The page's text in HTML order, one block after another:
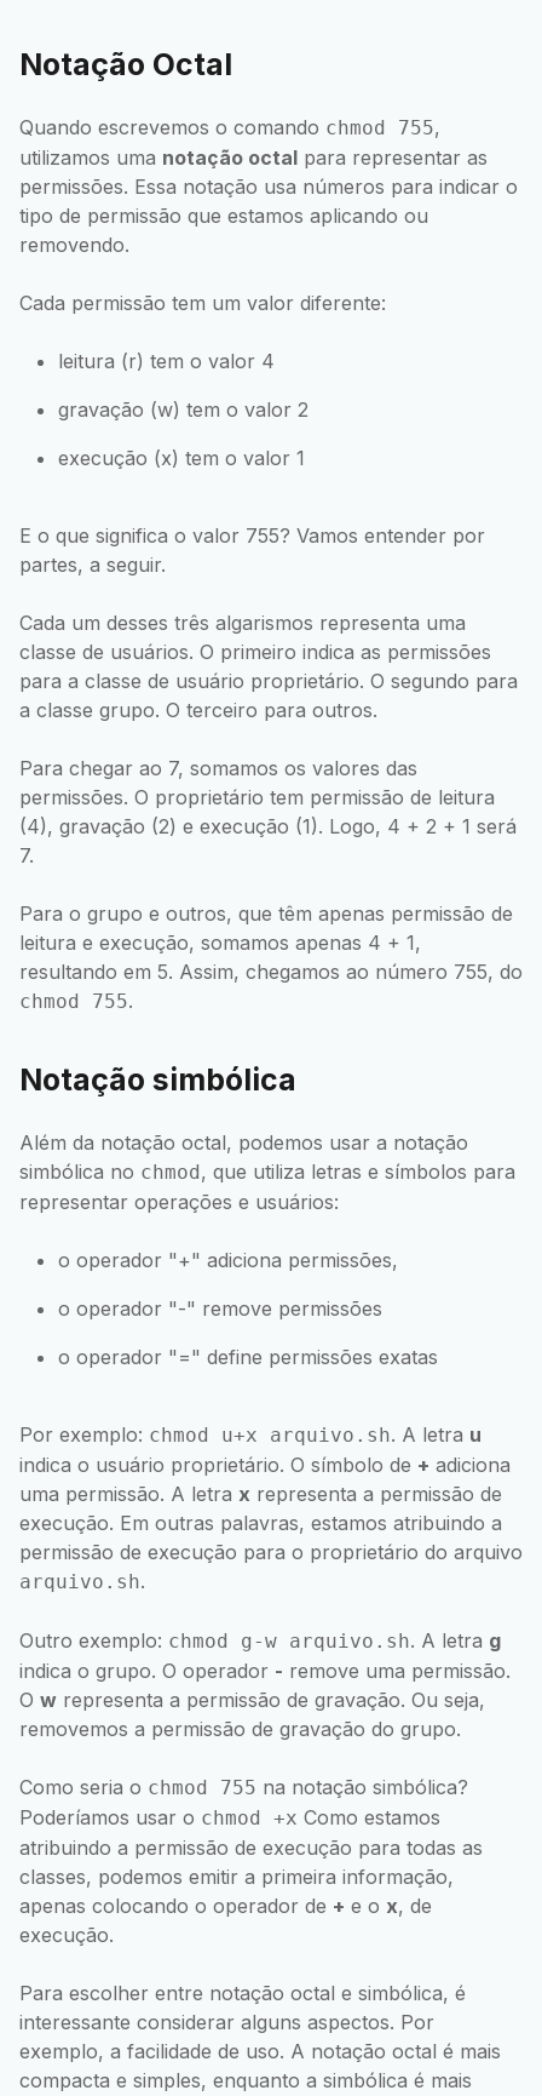
Notação Octal
Quando escrevemos o comando chmod 755,
utilizamos uma notação octal para representar as
permissões. Essa notação usa números para indicar o
tipo de permissão que estamos aplicando ou
removendo.
Cada permissão tem um valor diferente:
leitura (r) tem o valor 4
gravação (w) tem o valor 2
execução (x) tem o valor 1
E o que significa o valor 755? Vamos entender por
partes, a seguir.
Cada um desses três algarismos representa uma
classe de usuários. O primeiro indica as permissões
para a classe de usuário proprietário. O segundo para
a classe grupo. O terceiro para outros.
Para chegar ao 7, somamos os valores das
permissões. O proprietário tem permissão de leitura
(4), gravação (2) e execução (1). Logo, 4 + 2 + 1 será
7.
Para o grupo e outros, que têm apenas permissão de
leitura e execução, somamos apenas 4 + 1,
resultando em 5. Assim, chegamos ao número 755, do
chmod 755.
Notação simbólica
Além da notação octal, podemos usar a notação
simbólica no chmod , que utiliza letras e símbolos para
representar operações e usuários:
o operador "+" adiciona permissões,
o operador "-" remove permissões
o operador "=" define permissões exatas
Por exemplo: chmod u+x arquivo.sh. A letra u
indica o usuário proprietário. O símbolo de + adiciona
uma permissão. A letra x representa a permissão de
execução. Em outras palavras, estamos atribuindo a
permissão de execução para o proprietário do arquivo
arquivo.sh.
Outro exemplo: chmod g-w arquivo.sh. A letra g
indica o grupo. O operador - remove uma permissão.
O w representa a permissão de gravação. Ou seja,
removemos a permissão de gravação do grupo.
Como seria o chmod 755 na notação simbólica?
Poderíamos usar o chmod +x Como estamos
atribuindo a permissão de execução para todas as
classes, podemos emitir a primeira informação,
apenas colocando o operador de + e o x, de
execução.
Para escolher entre notação octal e simbólica, é
interessante considerar alguns aspectos. Por
exemplo, a facilidade de uso. A notação octal é mais
compacta e simples, enquanto a simbólica é mais